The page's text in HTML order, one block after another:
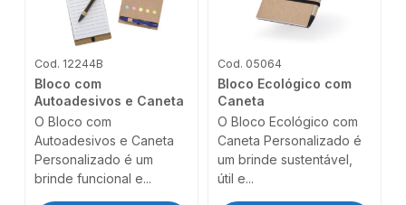
Cod. 12244B
Bloco com
Autoadesivos e Caneta
O Bloco com
Autoadesivos e Caneta
Personalizado é um
brinde funcional e...
Cod. 05064
Bloco Ecológico com
Caneta
O Bloco Ecológico com
Caneta Personalizado é
um brinde sustentável,
útil e...